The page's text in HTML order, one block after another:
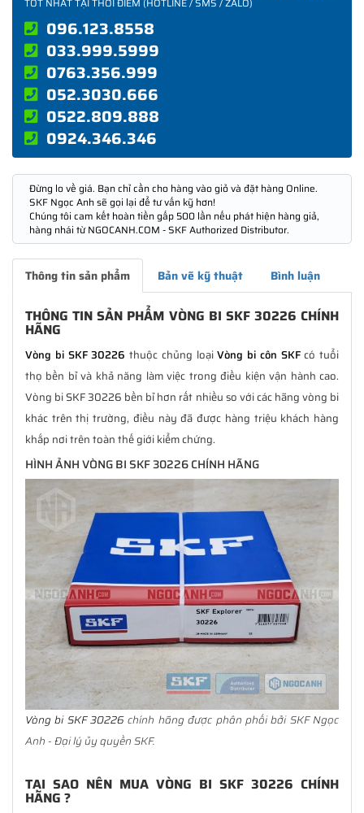
096.123.8558
033.999.5999
0763.356.999
052.3030.666
0522.809.888
0924.346.346
Đừng lo về giá. Bạn chỉ cần cho hàng vào giỏ và đặt hàng Online.
SKF Ngọc Anh sẽ gọi lại để tư vấn kỹ hơn!
Chúng tôi cam kết hoàn tiền gấp 500 lần nếu phát hiện hàng giả,
hàng nhái từ NGOCANH.COM - SKF Authorized Distributor.
Thông tin sản phẩm Bản vẽ kỹ thuật Bình luận
THÔNG TIN SẢN PHẨM VÒNG BI SKF 30226 CHÍNH
HÃNG
Vòng bi SKF 30226 thuộc chủng loạiVòng bi côn SKFcó tuổi
thọ bền bỉ và khả năng làm việc trong điều kiện vận hành cao.
Vòng bi SKF 30226 bền bỉ hơn rất nhiều so với các hãng vòng bi
khác trên thị trường, điều này đã được hàng triệu khách hàng
khắp nơi trên toàn thế giới kiểm chứng.
HÌNH ẢNH VÒNG BI SKF 30226 CHÍNH HÃNG
Vòng bi SKF 30226chính hãng được phân phối bởi SKF Ngọc
Anh - Đại lý ủy quyền SKF.
TẠI SAO NÊN MUA VÒNG BI SKF 30226 CHÍNH
HÃNG ?